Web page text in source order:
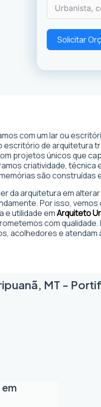
Solicitar
com um lar ou
escritório de arquitetura
projetos únicos que
criatividade, técnica
são construídas
da arquitetura em
Por isso,
e utilidade emArquiteto
com
acolhedores e
MT -